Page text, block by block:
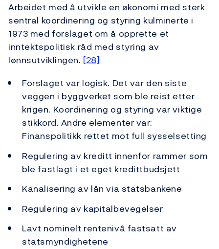
Arbeidet med å utvikle en økonomi med sterk
sentral koordinering og styring kulminerte i
1973 med forslaget om å opprette et
inntektspolitisk råd med styring av
lønnsutviklingen. [28]
Forslaget var logisk. Det var den siste
veggen i byggverket som ble reist etter
krigen. Koordinering og styring var viktige
stikkord. Andre elementer var:
Finanspolitikk rettet mot full sysselsetting
Regulering av kreditt innenfor rammer som
ble fastlagt i et eget kredittbudsjett
Kanalisering av lån via statsbankene
Regulering av kapitalbevegelser
Lavt nominelt rentenivå fastsatt av
statsmyndighetene